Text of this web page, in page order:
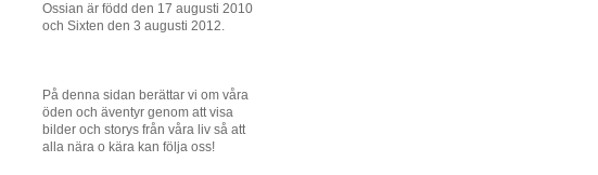
Ossian är född den 17 augusti 2010
och Sixten den 3 augusti 2012.
På denna sidan berättar vi om våra
öden och äventyr genom att visa
bilder och storys från våra liv så att
alla nära o kära kan följa oss!